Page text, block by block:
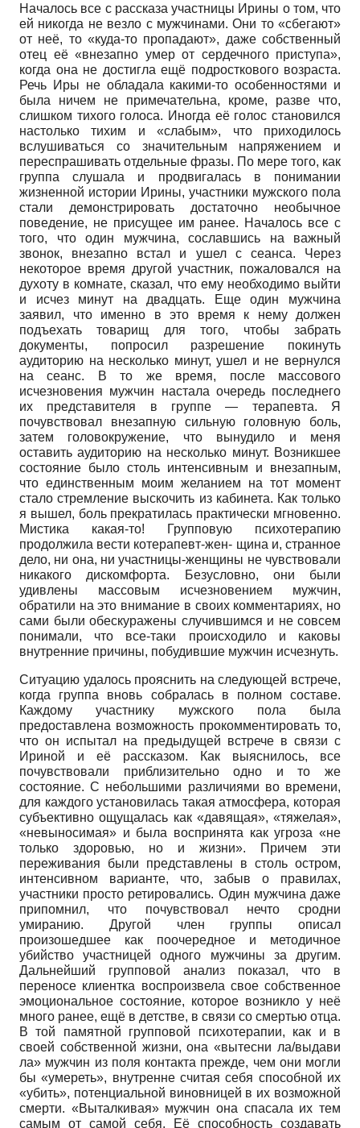
Началось все с рассказа участницы Ирины о том, что
ей никогда не везло с мужчинами. Они то «сбегают»
от неё, то «куда-то пропадают», даже собственный
отец её «внезапно умер от сердечного приступа»,
когда она не достигла ещё подросткового возраста.
Речь Иры не обладала какими-то особенностями и
была ничем не примечательна, кроме, разве что,
слишком тихого голоса. Иногда её голос становился
настолько тихим и «слабым», что приходилось
вслушиваться со значительным напряжением и
переспрашивать отдельные фразы. По мере того, как
группа слушала и продвигалась в понимании
жизненной истории Ирины, участники мужского пола
стали демонстрировать достаточно необычное
поведение, не присущее им ранее. Началось все с
того, что один мужчина, сославшись на важный
звонок, внезапно встал и ушел с сеанса. Через
некоторое время другой участник, пожаловался на
духоту в комнате, сказал, что ему необходимо выйти
и исчез минут на двадцать. Еще один мужчина
заявил, что именно в это время к нему должен
подъехать товарищ для того, чтобы забрать
документы, попросил разрешение покинуть
аудиторию на несколько минут, ушел и не вернулся
на сеанс. В то же время, после массового
исчезновения мужчин настала очередь последнего
их представителя в группе — терапевта. Я
почувствовал внезапную сильную головную боль,
затем головокружение, что вынудило и меня
оставить аудиторию на несколько минут. Возникшее
состояние было столь интенсивным и внезапным,
что единственным моим желанием на тот момент
стало стремление выскочить из кабинета. Как только
я вышел, боль прекратилась практически мгновенно.
Мистика какая-то! Групповую психотерапию
продолжила вести котерапевт-жен- щина и, странное
дело, ни она, ни участницы-женщины не чувствовали
никакого дискомфорта. Безусловно, они были
удивлены массовым исчезновением мужчин,
обратили на это внимание в своих комментариях, но
сами были обескуражены случившимся и не совсем
понимали, что все-таки происходило и каковы
внутренние причины, побудившие мужчин исчезнуть.
Ситуацию удалось прояснить на следующей встрече,
когда группа вновь собралась в полном составе.
Каждому участнику мужского пола была
предоставлена возможность прокомментировать то,
что он испытал на предыдущей встрече в связи с
Ириной и её рассказом. Как выяснилось, все
почувствовали приблизительно одно и то же
состояние. С небольшими различиями во времени,
для каждого установилась такая атмосфера, которая
субъективно ощущалась как «давящая», «тяжелая»,
«невыносимая» и была воспринята как угроза «не
только здоровью, но и жизни». Причем эти
переживания были представлены в столь остром,
интенсивном варианте, что, забыв о правилах,
участники просто ретировались. Один мужчина даже
припомнил, что почувствовал нечто сродни
умиранию. Другой член группы описал
произошедшее как поочередное и методичное
убийство участницей одного мужчины за другим.
Дальнейший групповой анализ показал, что в
переносе клиентка воспроизвела свое собственное
эмоциональное состояние, которое возникло у неё
много ранее, ещё в детстве, в связи со смертью отца.
В той памятной групповой психотерапии, как и в
своей собственной жизни, она «вытесни ла/выдави
ла» мужчин из поля контакта прежде, чем они могли
бы «умереть», внутренне считая себя способной их
«убить», потенциальной виновницей в их возможной
смерти. «Выталкивая» мужчин она спасала их тем
самым от самой себя. Её способность создавать